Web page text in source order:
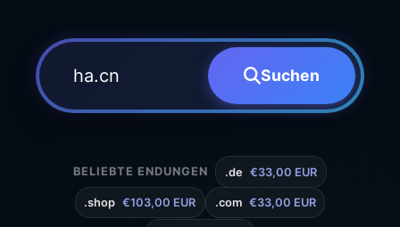
Suchen
BELIEBTE ENDUNGEN .de €33,00 EUR
.shop €103,00 EUR .com €33,00 EUR